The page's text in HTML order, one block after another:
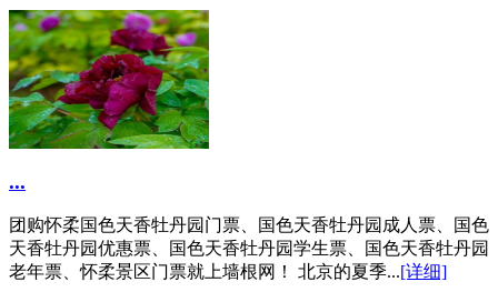
...
团购怀柔国色天香牡丹园门票、国色天香牡丹园成人票、国色
天香牡丹园优惠票、国色天香牡丹园学生票、国色天香牡丹园
老年票、怀柔景区门票就上墙根网！ 北京的夏季...[详细]